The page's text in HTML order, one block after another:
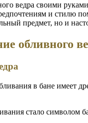
ведра своими
и стилю
предмет, но и
обливного
в бане имеет
стало символом